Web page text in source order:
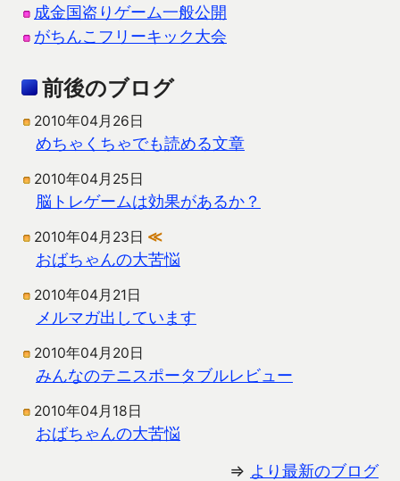
成金国盗りゲーム一般公開
がちんこフリーキック大会
前後のブログ
2010年04月26日
めちゃくちゃでも読める文章
2010年04月25日
脳トレゲームは効果があるか？
2010年04月23日 ≪
おばちゃんの大苦悩
2010年04月21日
メルマガ出しています
2010年04月20日
みんなのテニスポータブルレビュー
2010年04月18日
おばちゃんの大苦悩
⇒ より最新のブログ